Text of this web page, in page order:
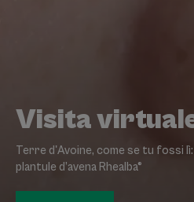
Visita
Terre d'Avoine, come se tu fossi
plantule d’avena Rhealba®